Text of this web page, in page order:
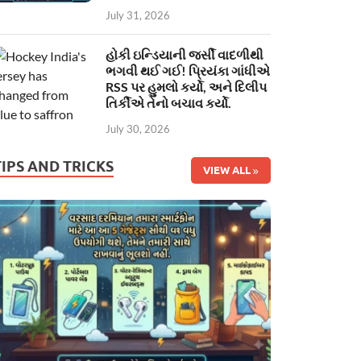
July 31, 2026
હોકી ઇન્ડિયાની જર્સી વાદળીથી
ભગવી થઈ ગઈ! પ્રિયંકા ગાંધીએ
RSS પર હુમલો કર્યો, અને દિલીપ
તિર્કીએ તેનો બચાવ કર્યો.
July 30, 2026
AND TRICKS VIEW ALL